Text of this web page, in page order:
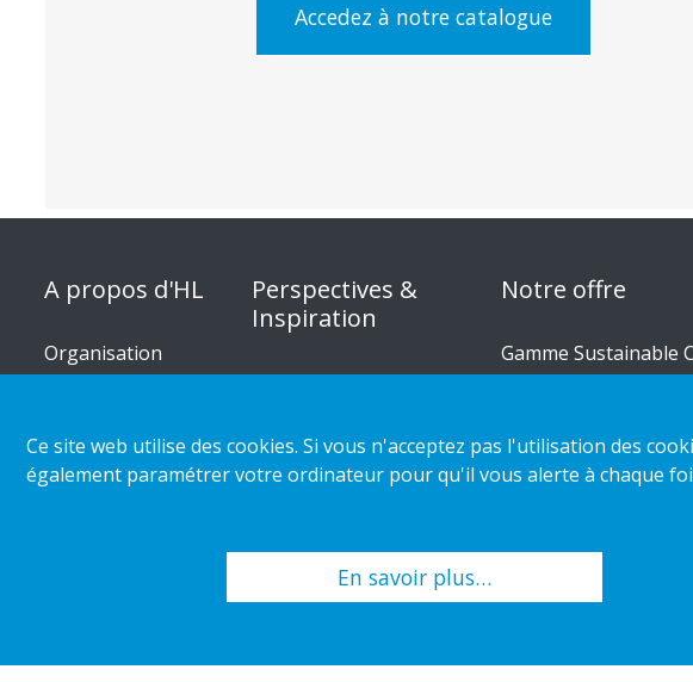
Accedez à notre catalogue
A propos d'HL
Organisation
Carrière
Perspectives &
Inspiration
Catégorie de magasin
Tendances de distribution
Notre offre
Gamme Sustainable
Circulaire
Guides d'installation
Ce site web utilise des cookies. Si vous n'acceptez pas l'utilisation des
également paramétrer votre ordinateur pour qu'il vous alerte à chaque
En savoir plus…